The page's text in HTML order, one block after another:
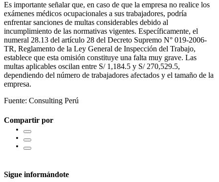
Es importante señalar que, en caso de que la empresa no realice los
exámenes médicos ocupacionales a sus trabajadores, podría
enfrentar sanciones de multas considerables debido al
incumplimiento de las normativas vigentes. Específicamente, el
numeral 28.13 del artículo 28 del Decreto Supremo N° 019-2006-
TR, Reglamento de la Ley General de Inspección del Trabajo,
establece que esta omisión constituye una falta muy grave. Las
multas aplicables oscilan entre S/ 1,184.5 y S/ 270,529.5,
dependiendo del número de trabajadores afectados y el tamaño de la
empresa.
Fuente: Consulting Perú
Compartir por
Sigue informándote